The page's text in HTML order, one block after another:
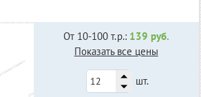
От 10-100 т.р.: 139 руб.
Показать все цены
шт.